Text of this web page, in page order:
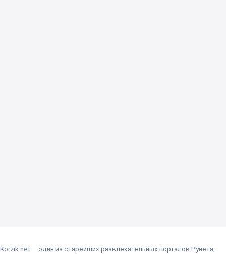
Korzik.net — один из старейших развлекательных порталов Рунета,